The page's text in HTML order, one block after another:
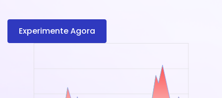
Experimente Agora